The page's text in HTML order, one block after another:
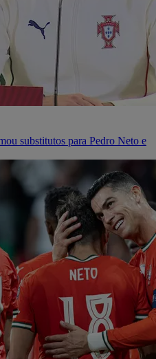
substitutos para Pedro Neto e